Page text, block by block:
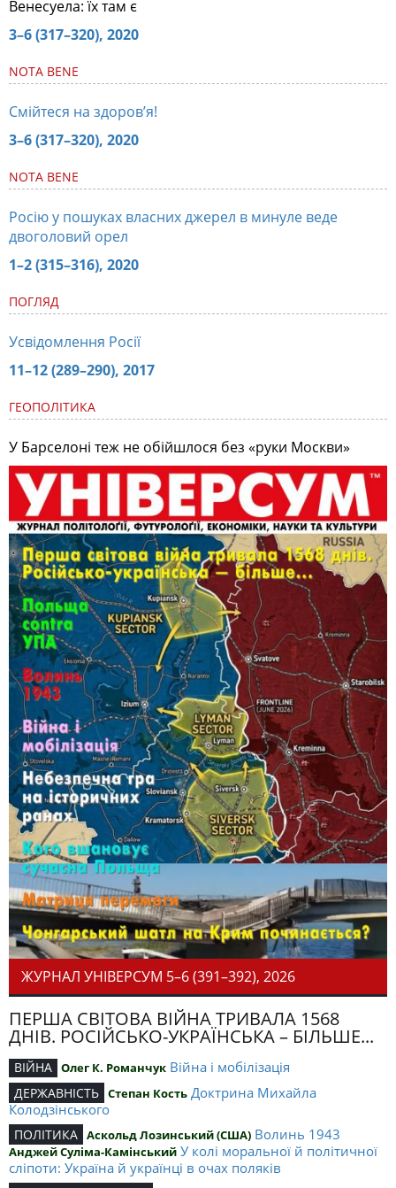
Венесуела: їх там є
3–6 (317–320), 2020
NOTA BENE
Смійтеся на здоров’я!
3–6 (317–320), 2020
NOTA BENE
Росію у пошуках власних джерел в минуле веде
двоголовий орел
1–2 (315–316), 2020
ПОГЛЯД
Усвідомлення Росії
11–12 (289–290), 2017
ГЕОПОЛІТИКА
У Барселоні теж не обійшлося без «руки Москви»
ЖУРНАЛ УНІВЕРСУМ 5–6 (391–392), 2026
ПЕРША СВІТОВА ВІЙНА ТРИВАЛА 1568
ДНІВ. РОСІЙСЬКО-УКРАЇНСЬКА – БІЛЬШЕ...
ВІЙНА Олег К. Романчук Війна і мобілізація
ДЕРЖАВНІСТЬ Степан Кость Доктрина Михайла
Колодзінського
ПОЛІТИКА Аскольд Лозинський (США) Волинь 1943
Анджей Суліма-Камінський У колі моральної й політичної
сліпоти: Україна й українці в очах поляків